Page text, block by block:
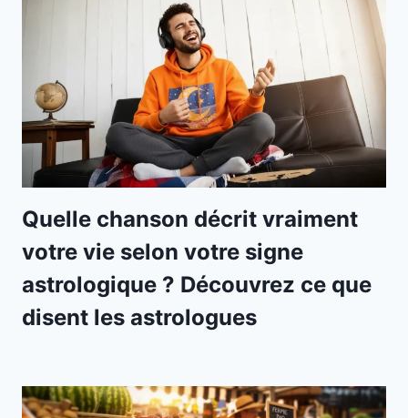
Quelle chanson décrit vraiment
votre vie selon votre signe
astrologique ? Découvrez ce que
disent les astrologues